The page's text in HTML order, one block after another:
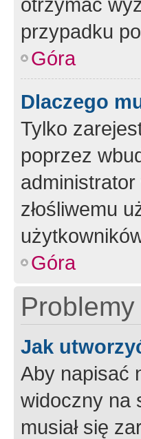
przypadku
Góra
Dlaczego
Tylko
poprzez
administrator
złośliwemu
Góra
Jak
Aby napisać
widoczny na
musiał się